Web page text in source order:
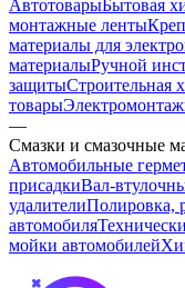
АвтотоварыБытовая
монтажные ленты
материалы для
материалыРучной
защитыСтроительная
товары
—
Смазки и смазочные
Автомобильные
присадкиВал-
удалителиПолировка,
автомобиля
мойки автомобилей